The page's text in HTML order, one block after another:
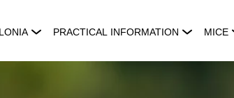
PRACTICAL INFORMATION MICE